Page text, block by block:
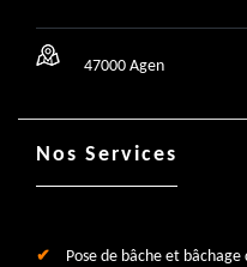
47000 Agen
Nos Services
Pose de bâche et